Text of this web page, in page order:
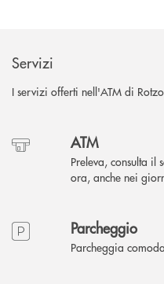
Servizi
I servizi offerti nell'ATM di
ATM
Preleva, consulta
ora, anche nei
Parcheggio
Parcheggia